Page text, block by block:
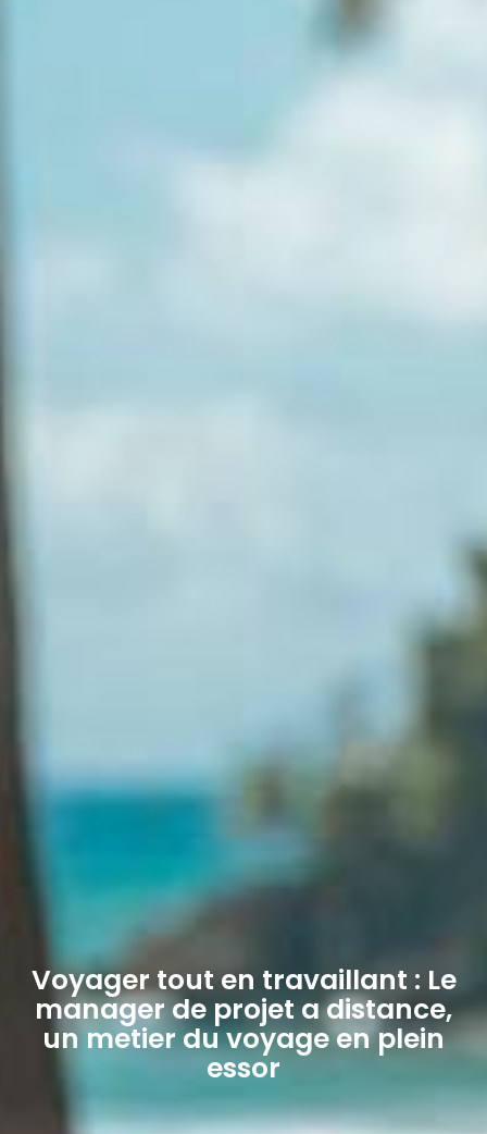
Voyager tout en travaillant : Le
manager de projet a distance,
un metier du voyage en plein
essor